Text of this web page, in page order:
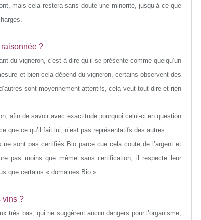
mais cela restera sans doute une minorité, jusqu’à ce que
?
du vigneron, c'est-à-dire qu’il se présente comme quelqu’un
et bien cela dépend du vigneron, certains observent des
sont moyennement attentifs, cela veut tout dire et rien
afin de savoir avec exactitude pourquoi celui-ci en question
que ce qu’il fait lui, n’est pas représentatifs des autres.
sont pas certifiés Bio parce que cela coute de l’argent et
pas moins que même sans certification, il respecte leur
que certains « domaines Bio ».
vins ?
très bas, qui ne suggèrent aucun dangers pour l’organisme,